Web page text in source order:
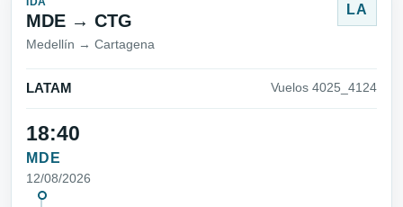
MDE → CTG
Medellín → Cartagena
LA
LATAM Vuelos 4025_4124
18:40
MDE
12/08/2026